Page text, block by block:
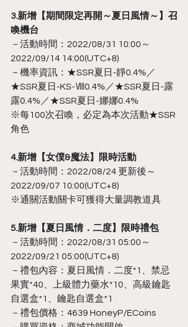
3.新增【期間限定再開～夏日風情～】召
喚機台
－活動時間：2022/08/31 10:00～
2022/09/14 14:00(UTC+8)
－機率資訊：★SSR夏日-靜0.4%／
★SSR夏日-KS-Ⅷ0.4%／★SSR夏日-露
露0.4%／★SSR夏日-娜娜0.4%
※每100次召喚，必定為本次活動★SSR
角色
4.新增【女僕&魔法】限時活動
－活動時間：2022/08/24 更新後～
2022/09/07 10:00(UTC+8)
※通關活動關卡可獲得大量調教道具
5.新增【夏日風情．二度】限時禮包
－活動時間：2022/08/31 05:00～
2022/09/21 05:00(UTC+8)
－禮包內容：夏日風情．二度*1、禁忌
果實*40、上級體力藥水*10、高級鑰匙
自選盒*1、鑰匙自選盒*1
－禮包價格：4639 HoneyP/ECoins